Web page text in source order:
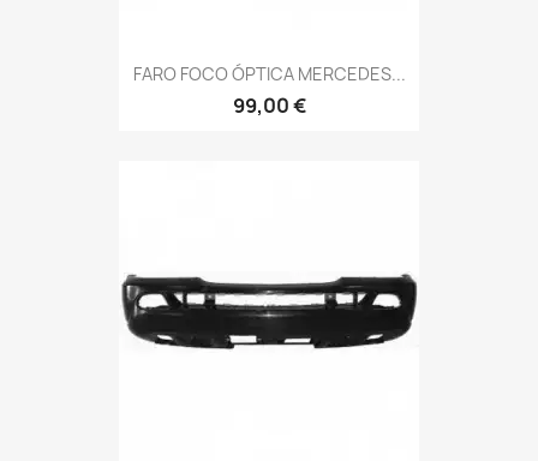
FARO FOCO ÓPTICA MERCEDES...
99,00 €